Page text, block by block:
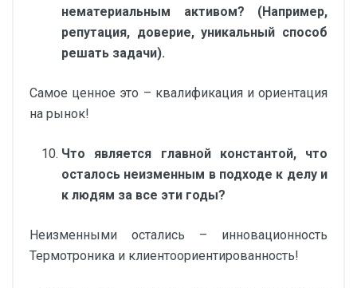
нематериальным активом? (Например,
репутация, доверие, уникальный способ
решать задачи).
Самое ценное это – квалификация и ориентация
на рынок!
Что является главной константой, что
осталось неизменным в подходе к делу и
к людям за все эти годы?
Неизменными остались – инновационность
Термотроника и клиентоориентированность!